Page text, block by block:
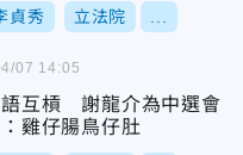
貞秀 立法院
語互槓 謝龍介為中選會
雞仔腸鳥仔肚
07 14:05